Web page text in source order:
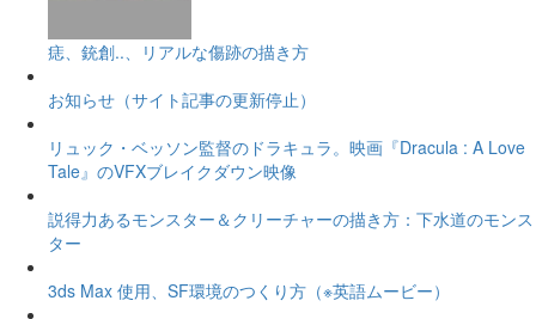
痣、銃創..、リアルな傷跡の描き方
お知らせ（サイト記事の更新停止）
リュック・ベッソン監督のドラキュラ。映画『Dracula : A Love
Tale』のVFXブレイクダウン映像
説得力あるモンスター＆クリーチャーの描き方：下水道のモンス
ター
3ds Max 使用、SF環境のつくり方（※英語ムービー）